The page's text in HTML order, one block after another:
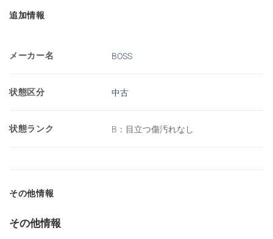
追加情報
メーカー名 BOSS
状態区分 中古
状態ランク B：目立つ傷汚れなし
その他情報
その他情報